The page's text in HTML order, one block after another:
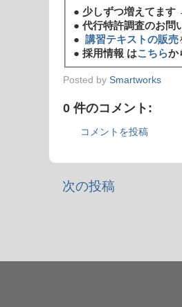
● 少しずつ増えてま
●代行特許調査のお問
●講習テキストの販売
●採用情報 はこちらか
Posted by Smartworks
0 件のコメント:
コメントを投稿
次の投稿